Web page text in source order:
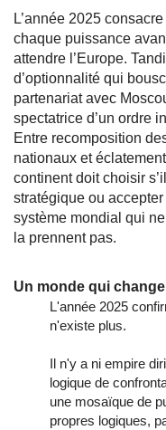
L’année 2025
chaque puissance
attendre l’Europe.
d’optionnalité qui
partenariat avec
spectatrice d’un ordre
Entre recomposition
nationaux et
continent doit choisir
stratégique ou
système mondial qui
la prennent pas.
Un monde qui
L'année 2025
n'existe plus.
Il n'y a ni empire
logique de
une mosaïque de
propres logiques,